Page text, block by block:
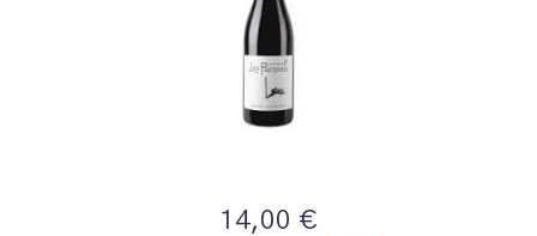
14,00 €